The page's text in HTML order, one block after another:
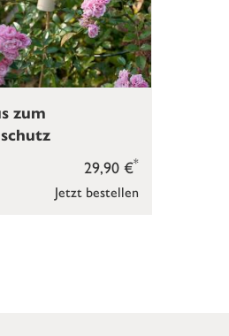
Jetzt bestellen
29,90 €*
zum